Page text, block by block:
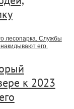
лесопарка. Службы
его.
к 2023